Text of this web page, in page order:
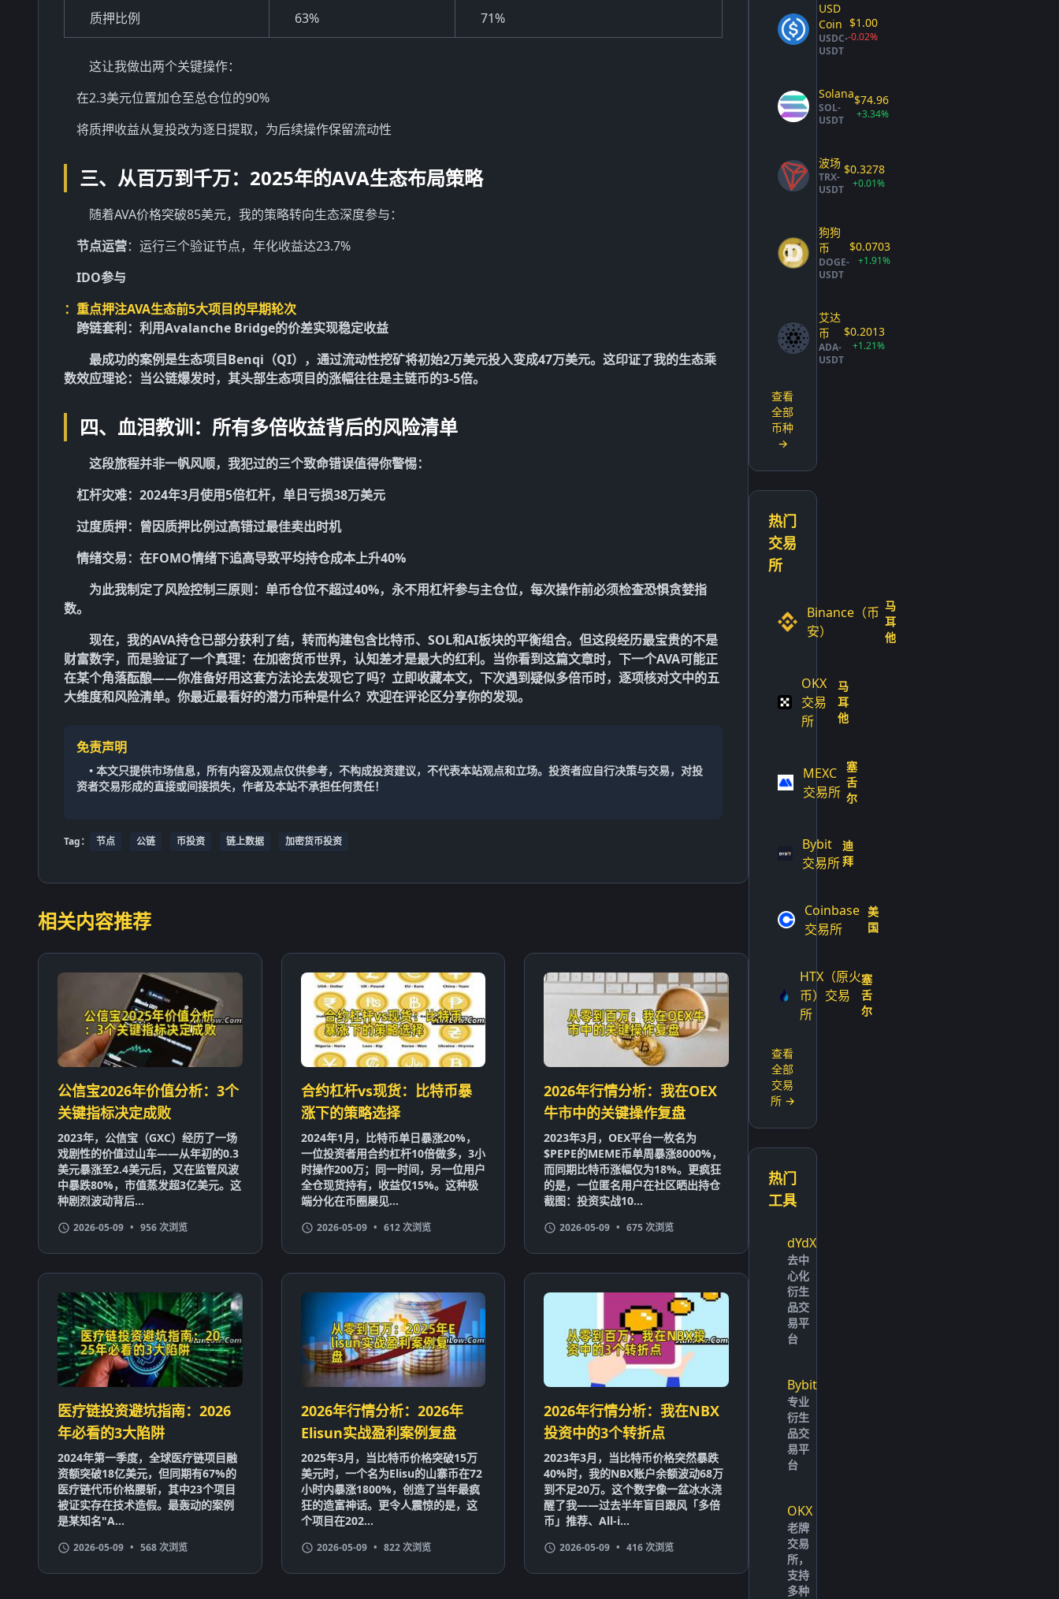
质押比例 63% 71%
这让我做出两个关键操作：
在2.3美元位置加仓至总仓位的90%
将质押收益从复投改为逐日提取，为后续操作保留流动性
三、从百万到千万：2025年的AVA生态布局策略
随着AVA价格突破85美元，我的策略转向生态深度参与：
节点运营：运行三个验证节点，年化收益达23.7%
IDO参与
：重点押注AVA生态前5大项目的早期轮次
跨链套利 ：利用Avalanche Bridge的价差实现稳定收益
最成功的案例是生态项目Benqi（QI），通过流动性挖矿将初始2万美元投入变成47万美元。这印证了我的生态乘
数效应理论：当公链爆发时，其头部生态项目的涨幅往往是主链币的3-5倍。
四、血泪教训：所有多倍收益背后的风险清单
这段旅程并非一帆风顺，我犯过的三个致命错误值得你警惕：
杠杆灾难：2024年3月使用5倍杠杆，单日亏损38万美元
过度质押：曾因质押比例过高错过最佳卖出时机
情绪交易：在FOMO情绪下追高导致平均持仓成本上升40%
为此我制定了风险控制三原则 ：单币仓位不超过40%，永不用杠杆参与主仓位，每次操作前必须检查恐惧贪婪指
数。
现在，我的AVA持仓已部分获利了结，转而构建包含比特币、SOL和AI板块的平衡组合。但这段经历最宝贵的不是
财富数字，而是验证了一个真理：在加密货币世界， 认知差才是最大的红利。当你看到这篇文章时，下一个AVA可能正
在某个角落酝酿——你准备好用这套方法论去发现它了吗？立即收藏本文，下次遇到疑似多倍币时，逐项核对文中的五
大维度和风险清单。你最近最看好的潜力币种是什么？欢迎在评论区分享你的发现。
免责声明
• 本文只提供市场信息，所有内容及观点仅供参考，不构成投资建议，不代表本站观点和立场。投资者应自行决策与交易，对投
资者交易形成的直接或间接损失，作者及本站不承担任何责任！
Tag： 节点 公链 币投资 链上数据 加密货币投资
相关内容推荐
公信宝2026年价值分析：3个
关键指标决定成败
2023年，公信宝（GXC）经历了一场
戏剧性的价值过山车——从年初的0.3
美元暴涨至2.4美元后，又在监管风波
中暴跌80%，市值蒸发超3亿美元。这
种剧烈波动背后...
2026-05-09 • 956 次浏览
合约杠杆vs现货：比特币暴
涨下的策略选择
2024年1月，比特币单日暴涨20%，
一位投资者用合约杠杆10倍做多，3小
时操作200万；同一时间，另一位用户
全仓现货持有，收益仅15%。这种极
端分化在币圈屡见...
2026-05-09 • 612 次浏览
2026年行情分析：我在OEX
牛市中的关键操作复盘
2023年3月，OEX平台一枚名为
$PEPE的MEME币单周暴涨8000%，
而同期比特币涨幅仅为18%。更疯狂
的是，一位匿名用户在社区晒出持仓
截图：投资实战10...
2026-05-09 • 675 次浏览
医疗链投资避坑指南：2026
年必看的3大陷阱
2024年第一季度，全球医疗链项目融
资额突破18亿美元，但同期有67%的
医疗链代币价格腰斩，其中23个项目
被证实存在技术造假。最轰动的案例
是某知名"A...
2026-05-09 • 568 次浏览
2026年行情分析：2026年
Elisun实战盈利案例复盘
2025年3月，当比特币价格突破15万
美元时，一个名为Elisu的山寨币在72
小时内暴涨1800%，创造了当年最疯
狂的造富神话。更令人震惊的是，这
个项目在202...
2026-05-09 • 822 次浏览
2026年行情分析：我在NBX
投资中的3个转折点
2023年3月，当比特币价格突然暴跌
40%时，我的NBX账户余额波动68万
到不足20万。这个数字像一盆冰水浇
醒了我——过去半年盲目跟风「多倍
币」推荐、All-i...
2026-05-09 • 416 次浏览
USD
Coin
USDC-
USDT
$1.00
-0.02%
Solana
SOL-
USDT
$74.96
+3.34%
波场
TRX-
USDT
$0.3278
+0.01%
狗狗
币
DOGE-
USDT
$0.0703
+1.91%
艾达
币
ADA-
USDT
$0.2013
+1.21%
查看
全部
币种
→
热门
交易
所
Binance（币
安）
马
耳
他
OKX
交易
所
马
耳
他
MEXC
交易所
塞
舌
尔
Bybit
交易所
迪
拜
Coinbase
交易所
美
国
HTX（原火
币）交易
所
塞
舌
尔
查看
全部
交易
所 →
热门
工具
dYdX
去中
心化
衍生
品交
易平
台
Bybit
专业
衍生
品交
易平
台
OKX
老牌
交易
所，
支持
多种